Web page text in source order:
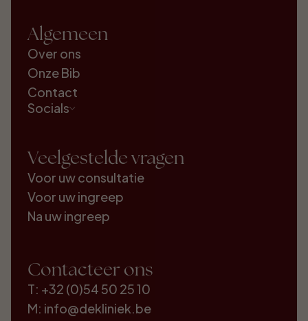
Algemeen
Over ons
Onze Bib
Contact
Socials
Veelgestelde vragen
Voor uw consultatie
Voor uw ingreep
Na uw ingreep
Contacteer ons
T: +32 (0)54 50 25 10
M: info@dekliniek.be